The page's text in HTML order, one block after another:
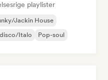
playlister
Jackin House
Italo Pop-soul